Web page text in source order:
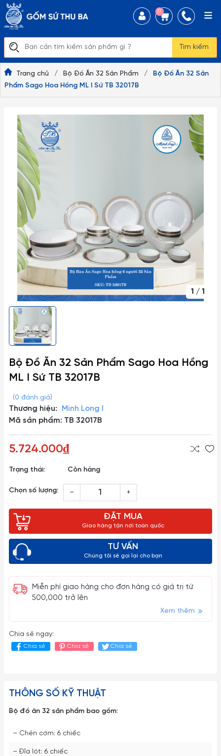
Tìm kiếm
0
Trang chủ / Bộ Đồ Ăn 32 Sản Phẩm /
Bộ Đồ Ăn 32 Sản
Phẩm Sago Hoa Hồng ML I Sứ TB 32017B
1 / 1
Bộ Đồ Ăn 32 Sản Phẩm Sago Hoa Hồng
ML I Sứ TB 32017B
(0 đánh giá)
Thương hiệu:
Minh Long I
Mã sản phẩm: TB 32017B
5.724.000₫
Trạng thái: Còn hàng
Chọn số lượng: – +
ĐẶT MUA
Giao hàng tận nơi toàn quốc
TƯ VẤN
Chúng tôi sẽ gọi lại cho bạn
Miễn phí giao hàng cho đơn hàng có giá trị từ
500,000 trở lên
Xem thêm
Chia sẻ ngay:
Chia sẻ Chia sẻ Chia sẻ
THÔNG SỐ KỸ THUẬT
Bộ đồ ăn 32 sản phẩm bao gồm:
– Chén cơm: 6 chiếc
– Đĩa lót: 6 chiếc